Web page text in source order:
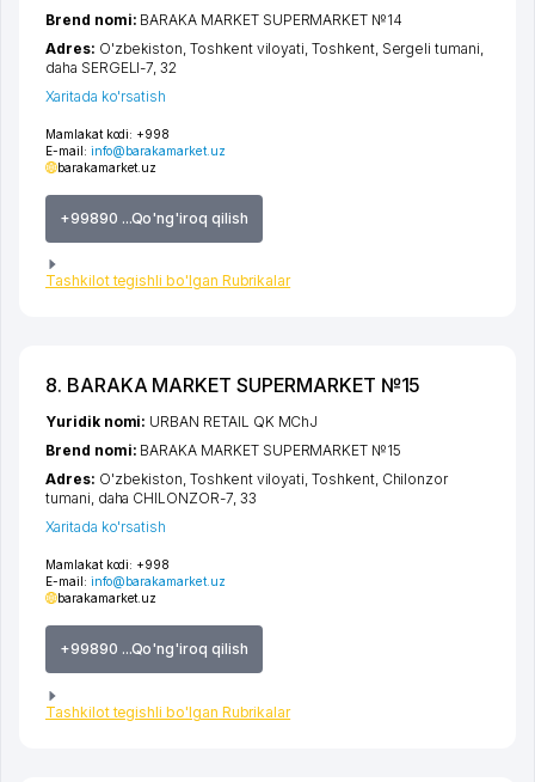
Mamlakat kodi: +998
E-mail: info@barakamarket.uz
barakamarket.uz
+99890 ...Qo'ng'iroq qilish
Tashkilot tegishli bo'lgan Rubrikalar
Brend nomi: BARAKA MARKET SUPERMARKET №14
Adres: O'zbekiston,Toshkent viloyati,Toshkent, Sergeli tumani,
daha SERGELI-7, 32
Xaritada ko'rsatish
8. BARAKA MARKET SUPERMARKET №15
Mamlakat kodi: +998
E-mail: info@barakamarket.uz
barakamarket.uz
+99890 ...Qo'ng'iroq qilish
Tashkilot tegishli bo'lgan Rubrikalar
Yuridik nomi: URBAN RETAIL QK MChJ
Brend nomi: BARAKA MARKET SUPERMARKET №15
Adres: O'zbekiston,Toshkent viloyati,Toshkent, Chilonzor
tumani, daha CHILONZOR-7, 33
Xaritada ko'rsatish